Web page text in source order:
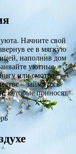
Начните свой
ее в мягкую
наполнив дом
уютные
или смотря
– займитесь
которые приносят